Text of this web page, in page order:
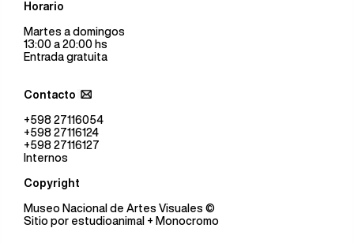
Horario
Martes a domingos
13:00 a 20:00 hs
Entrada gratuita
Contacto
+598 27116054
+598 27116124
+598 27116127
Internos
Copyright
Museo Nacional de Artes Visuales ©
Sitio por estudioanimal + Monocromo